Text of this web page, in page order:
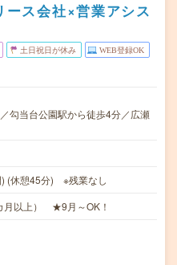
ス会社×営業アシス
土日祝日が休み WEB登録OK
勾当台公園駅から徒歩4分／広瀬
(休憩45分) ※残業なし
月以上） ★9月～OK！